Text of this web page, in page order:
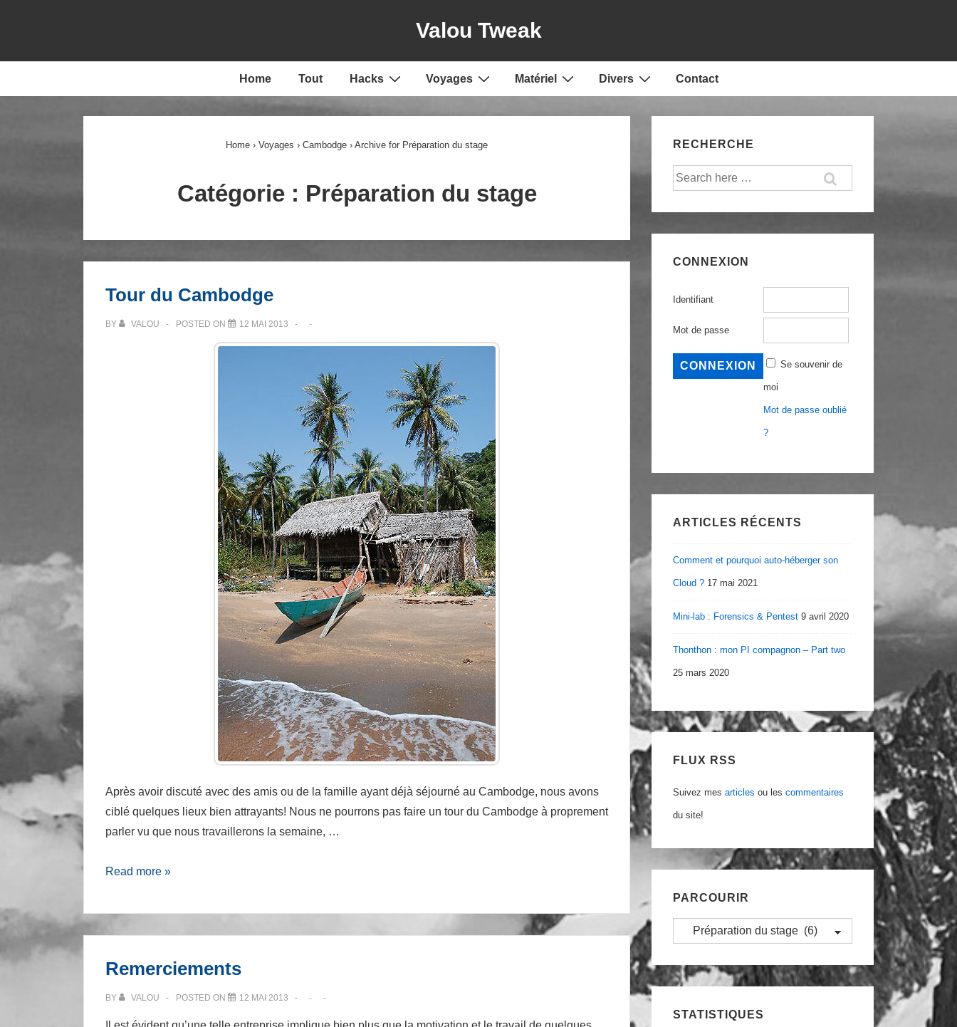
Valou Tweak
Navigation
Home Tout Hacks Voyages Matériel Divers Contact
Home › Voyages › Cambodge › Archive for Préparation du stage
Catégorie : Préparation du stage
Tour du Cambodge
BY VALOU POSTED ON 12 MAI 2013
Après avoir discuté avec des amis ou de la famille ayant déjà séjourné au Cambodge, nous avons
ciblé quelques lieux bien attrayants! Nous ne pourrons pas faire un tour du Cambodge à proprement
parler vu que nous travaillerons la semaine, …
Tour
Cambodge
Read more »
Remerciements
BY VALOU POSTED ON 12 MAI 2013
RECHERCHE
Recherche
CONNEXION
Identifiant
Mot de passe
Se souvenir de
moi
Mot de passe oublié
?
ARTICLES RÉCENTS
Comment et pourquoi auto-héberger son
Cloud ? 17 mai 2021
Mini-lab : Forensics & Pentest 9 avril 2020
Thonthon : mon PI compagnon – Part two
25 mars 2020
FLUX RSS
Suivez mes articles ou les commentaires
du site!
PARCOURIR
Parcourir
STATISTIQUES